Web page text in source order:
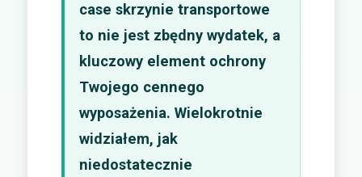
case skrzynie transportowe
to nie jest zbędny wydatek, a
kluczowy element ochrony
Twojego cennego
wyposażenia. Wielokrotnie
widziałem, jak
niedostatecznie